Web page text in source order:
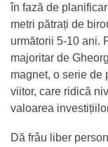
în fază de
metri pătrați de
următorii 5-10 ani.
majoritar de
magnet, o serie de
viitor, care ridică
valoarea
Dă frâu liber